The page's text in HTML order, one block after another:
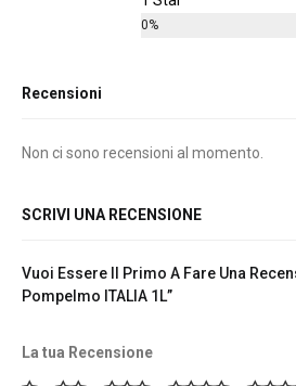
0%
Recensioni
Non ci sono recensioni al momento.
SCRIVI UNA RECENSIONE
Vuoi Essere Il Primo A Fare Una
Pompelmo ITALIA 1L”
La tua Recensione